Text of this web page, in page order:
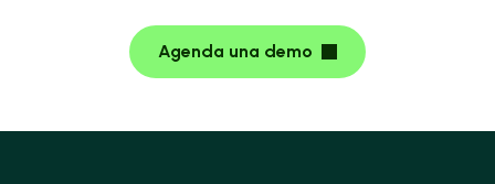
Agenda una demo